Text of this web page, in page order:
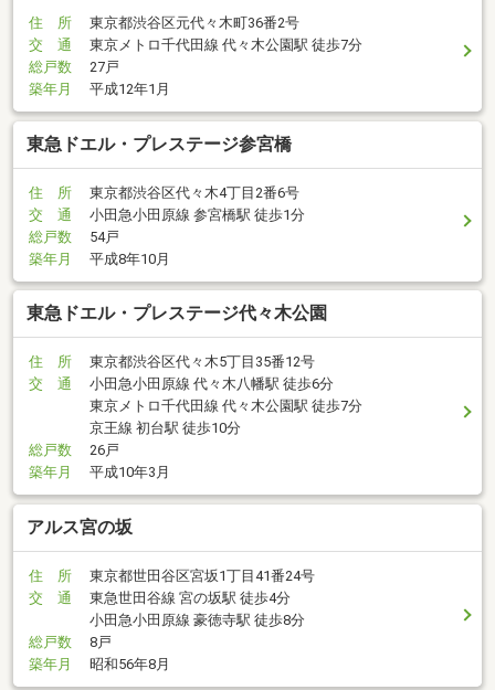
住 所
東京都渋谷区元代々木町36番2号
交 通
東京メトロ千代田線 代々木公園駅 徒歩7分
総戸数
27戸
築年月
平成12年1月
東急ドエル・プレステージ参宮橋
住 所
東京都渋谷区代々木4丁目2番6号
交 通
小田急小田原線 参宮橋駅 徒歩1分
総戸数
54戸
築年月
平成8年10月
東急ドエル・プレステージ代々木公園
住 所
東京都渋谷区代々木5丁目35番12号
交 通
小田急小田原線 代々木八幡駅 徒歩6分
東京メトロ千代田線 代々木公園駅 徒歩7分
京王線 初台駅 徒歩10分
総戸数
26戸
築年月
平成10年3月
アルス宮の坂
住 所
東京都世田谷区宮坂1丁目41番24号
交 通
東急世田谷線 宮の坂駅 徒歩4分
小田急小田原線 豪徳寺駅 徒歩8分
総戸数
8戸
築年月
昭和56年8月